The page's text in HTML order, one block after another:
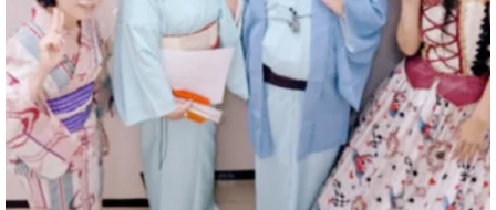
@comedy_illusion 7 8月
お疲れ様です
YouTubeを更新しました
https://youtu.be/9sHKhUQBmUE
@YouTube
#企業公式がお疲れ様を言い合う
#チャンネル登録おねがいします
#愛媛県